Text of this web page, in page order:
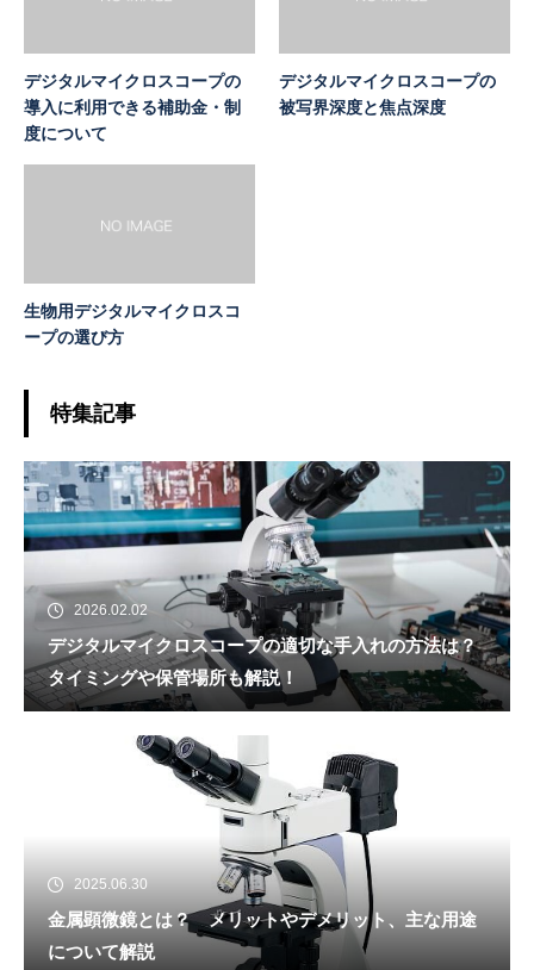
デジタルマイクロスコープの
導入に利用できる補助金・制
度について
デジタルマイクロスコープの
被写界深度と焦点深度
生物用デジタルマイクロスコ
ープの選び方
特集記事
2026.02.02
デジタルマイクロスコープの適切な手入れの方法は？
タイミングや保管場所も解説！
2025.06.30
金属顕微鏡とは？ メリットやデメリット、主な用途
について解説